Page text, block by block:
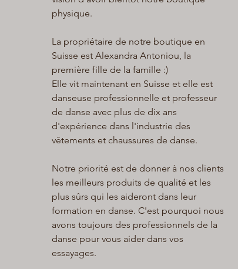
physique.
La propriétaire de notre boutique en
Suisse est Alexandra Antoniou, la
première fille de la famille :)
Elle vit maintenant en Suisse et elle est
danseuse professionnelle et professeur
de danse avec plus de dix ans
d'expérience dans l'industrie des
vêtements et chaussures de danse.
Notre priorité est de donner à nos clients
les meilleurs produits de qualité et les
plus sûrs qui les aideront dans leur
formation en danse. C'est pourquoi nous
avons toujours des professionnels de la
danse pour vous aider dans vos
essayages.